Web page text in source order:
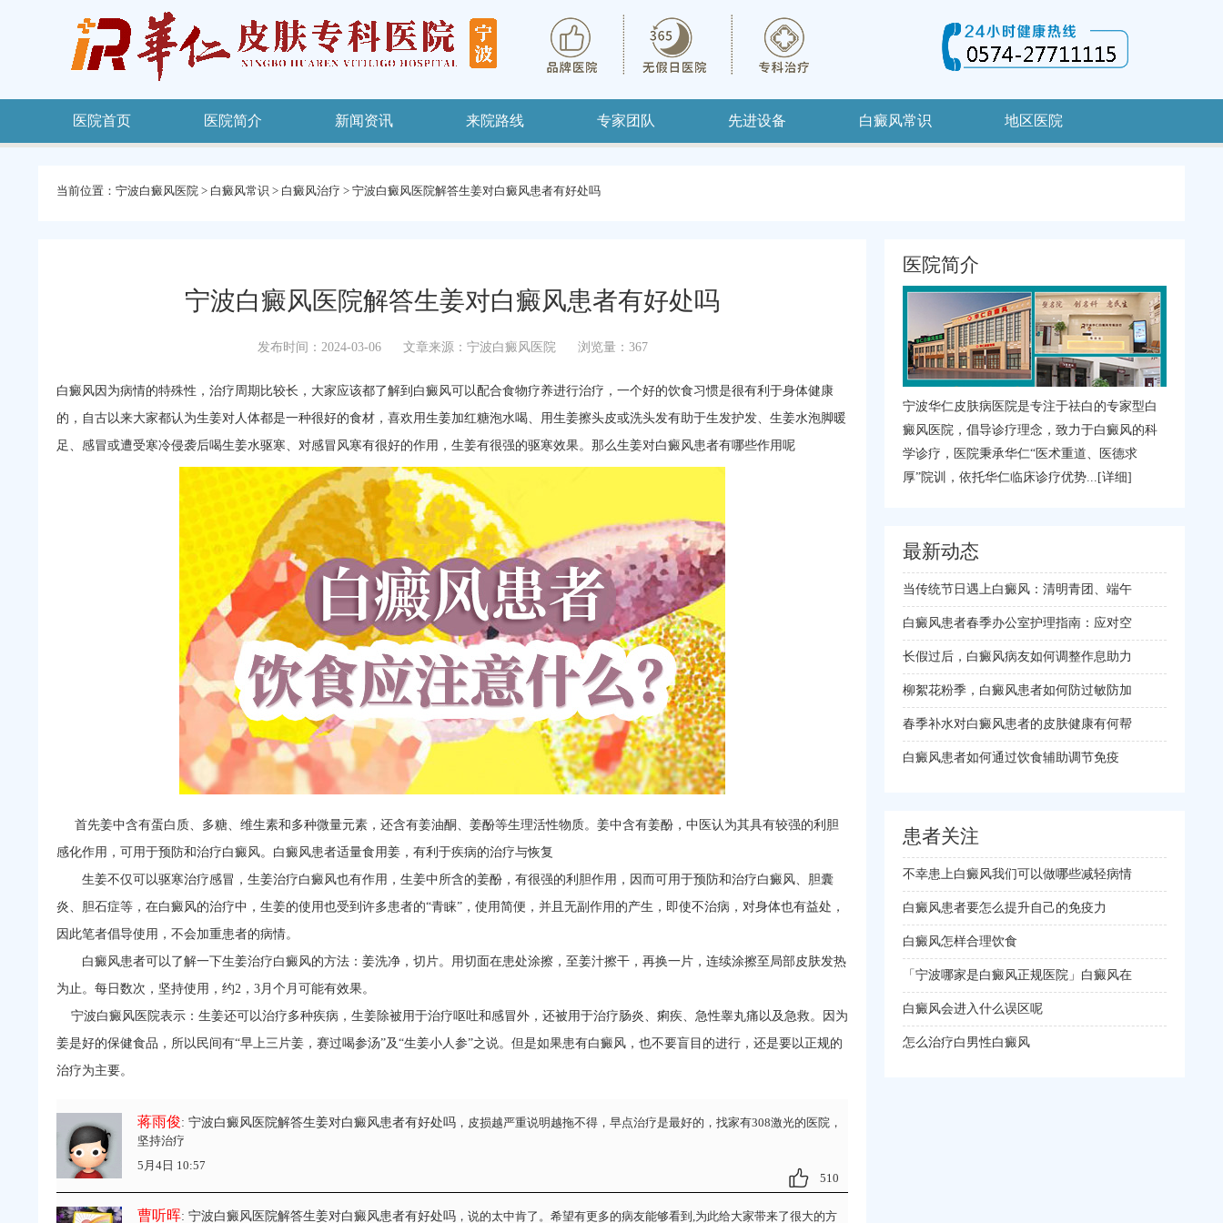
医院首页 医院简介 新闻资讯 来院路线 专家团队 先进设备 白癜风常识 地区医院
当前位置： 宁波白癜风医院 > 白癜风常识 > 白癜风治疗 > 宁波白癜风医院解答生姜对白癜风患者有好处吗
宁波白癜风医院解答生姜对白癜风患者有好处吗
发布时间：2024-03-06 文章来源：宁波白癜风医院 浏览量：367
白癜风因为病情的特殊性，治疗周期比较长，大家应该都了解到白癜风可以配合食物疗养进行治疗，一个好的饮食习惯是很有利于身体健康
的，自古以来大家都认为生姜对人体都是一种很好的食材，喜欢用生姜加红糖泡水喝、用生姜擦头皮或洗头发有助于生发护发、生姜水泡脚暖
足、感冒或遭受寒冷侵袭后喝生姜水驱寒、对感冒风寒有很好的作用，生姜有很强的驱寒效果。那么生姜对白癜风患者有哪些作用呢
首先姜中含有蛋白质、多糖、维生素和多种微量元素，还含有姜油酮、姜酚等生理活性物质。姜中含有姜酚，中医认为其具有较强的利胆
感化作用，可用于预防和治疗白癜风。白癜风患者适量食用姜，有利于疾病的治疗与恢复
生姜不仅可以驱寒治疗感冒，生姜治疗白癜风也有作用，生姜中所含的姜酚，有很强的利胆作用，因而可用于预防和治疗白癜风、胆囊
炎、胆石症等，在白癜风的治疗中，生姜的使用也受到许多患者的“青睐”，使用简便，并且无副作用的产生，即使不治病，对身体也有益处，
因此笔者倡导使用，不会加重患者的病情。
白癜风患者可以了解一下生姜治疗白癜风的方法：姜洗净，切片。用切面在患处涂擦，至姜汁擦干，再换一片，连续涂擦至局部皮肤发热
为止。每日数次，坚持使用，约2，3月个月可能有效果。
宁波白癜风医院表示：生姜还可以治疗多种疾病，生姜除被用于治疗呕吐和感冒外，还被用于治疗肠炎、痢疾、急性睾丸痛以及急救。因为
姜是好的保健食品，所以民间有“早上三片姜，赛过喝参汤”及“生姜小人参”之说。但是如果患有白癜风，也不要盲目的进行，还是要以正规的
治疗为主要。
蒋雨俊: 宁波白癜风医院解答生姜对白癜风患者有好处吗，皮损越严重说明越拖不得，早点治疗是最好的，找家有308激光的医院，
坚持治疗
5月4日 10:57
510
曹听晖: 宁波白癜风医院解答生姜对白癜风患者有好处吗，说的太中肯了。希望有更多的病友能够看到,为此给大家带来了很大的方
医院简介
宁波华仁皮肤病医院是专注于祛白的专家型白
癜风医院，倡导诊疗理念，致力于白癜风的科
学诊疗，医院秉承华仁“医术重道、医德求
厚”院训，依托华仁临床诊疗优势... [详细]
最新动态
当传统节日遇上白癜风：清明青团、端午
白癜风患者春季办公室护理指南：应对空
长假过后，白癜风病友如何调整作息助力
柳絮花粉季，白癜风患者如何防过敏防加
春季补水对白癜风患者的皮肤健康有何帮
白癜风患者如何通过饮食辅助调节免疫
患者关注
不幸患上白癜风我们可以做哪些减轻病情
白癜风患者要怎么提升自己的免疫力
白癜风怎样合理饮食
「宁波哪家是白癜风正规医院」白癜风在
白癜风会进入什么误区呢
怎么治疗白男性白癜风